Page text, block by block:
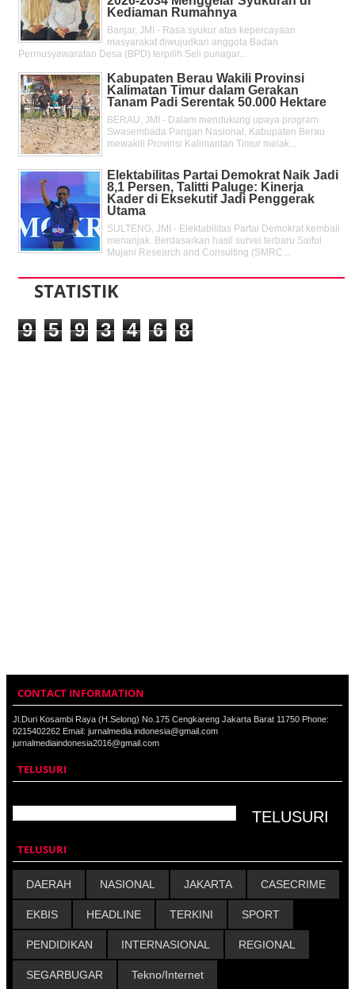
Kediaman Rumahnya
Banjar, JMI - Rasa syukur atas kepercayaan
masyarakat diwujudkan anggota Badan
Permusyawaratan Desa (BPD) terpilih Seli punagar...
Kabupaten Berau Wakili Provinsi
Kalimatan Timur dalam Gerakan
Tanam Padi Serentak 50.000 Hektare
BERAU, JMI - Dalam mendukung upaya program
Swasembada Pangan Nasional, Kabupaten Berau
mewakili Provinsi Kalimantan Timur melak...
Elektabilitas Partai Demokrat Naik Jadi
8,1 Persen, Talitti Paluge: Kinerja
Kader di Eksekutif Jadi Penggerak
Utama
SULTENG, JMI - Elektabilitas Partai Demokrat kembali
menanjak. Berdasarkan hasil survei terbaru Saiful
Mujani Research and Consulting (SMRC...
STATISTIK
9 5 9 3 4 6 8
CONTACT INFORMATION
Jl.Duri Kosambi Raya (H.Selong) No.175 Cengkareng Jakarta Barat 11750 Phone:
0215402262 Email: jurnalmedia.indonesia@gmail.com
jurnalmediaindonesia2016@gmail.com
TELUSURI
TELUSURI
DAERAH NASIONAL JAKARTA CASECRIME
EKBIS HEADLINE TERKINI SPORT
PENDIDIKAN INTERNASIONAL REGIONAL
SEGARBUGAR Tekno/Internet